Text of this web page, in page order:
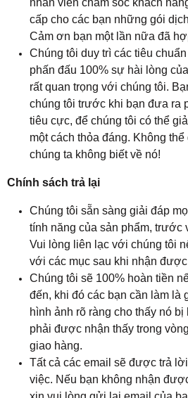
nhân viên chăm sóc khách
cấp cho các bạn những gói
Cảm ơn bạn một lần nữa đã
Chúng tôi duy trì các tiêu
phấn đấu 100% sự hài lòng
rất quan trọng với chúng tôi.
chúng tôi trước khi bạn đưa ra
tiêu cực, để chúng tôi có thể
một cách thỏa đáng. Không
chúng ta không biết về nó!
Chính sách trả lại
Chúng tôi sẵn sàng giải đáp
tính năng của sản phẩm, trước
Vui lòng liên lạc với chúng tôi
với các mục sau khi nhận
Chúng tôi sẽ 100% hoàn tiền
đến, khi đó các bạn cần làm là
hình ảnh rõ ràng cho thấy nó
phải được nhận thấy trong
giao hàng.
Tất cả các email sẽ được trả
việc. Nếu bạn không nhận